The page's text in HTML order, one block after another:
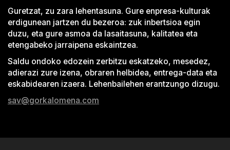
Guretzat, zu zara lehentasuna. Gure enpresa-kulturak
erdigunean jartzen du bezeroa: zuk inbertsioa egin
duzu, eta gure asmoa da lasaitasuna, kalitatea eta
etengabeko jarraipena eskaintzea.
Saldu ondoko edozein zerbitzu eskatzeko, mesedez,
adierazi zure izena, obraren helbidea, entrega-data eta
eskabidearen izaera. Lehenbailehen erantzungo dizugu.
sav@gorkalomena.com